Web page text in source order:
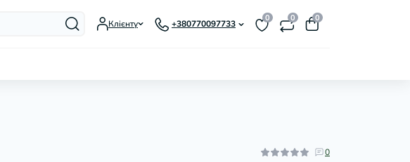
Клієнту +380770097733
0 0 0
0